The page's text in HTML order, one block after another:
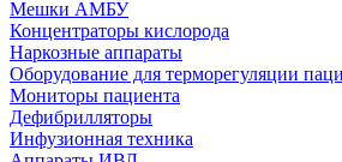
Мешки АМБУ
Концентраторы кислорода
Наркозные аппараты
Оборудование для терморегуляции
Мониторы пациента
Дефибрилляторы
Инфузионная техника